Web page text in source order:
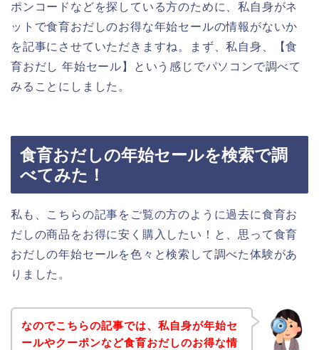
ポンコードなどを探している方のために、私自身がネ
ットで食育おだしのお得な年始セールの情報がないか
を記事にさせていただきますね。まず、私自身、【食
育おだし 年始セール】という感じでパソコンで調べて
みることにしました。
食育おだしの年始セールを検索で調
べてみた！
私も、こちらの記事をご覧の方のように過去に食育お
だしの商品をお得に安く購入したい！と、思って食育
おだしの年始セールを色々と検索して調べた体験があ
りました。
なのでこちらの記事では、私自身が年始セ
ールやクーポンなど食育おだしのお得な情